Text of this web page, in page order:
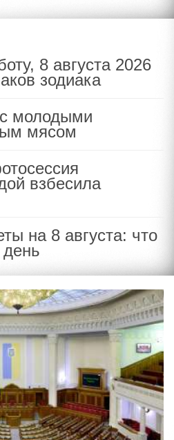
8 августа 2026
зодиака
молодыми
мясом
взбесила
на 8 августа: что